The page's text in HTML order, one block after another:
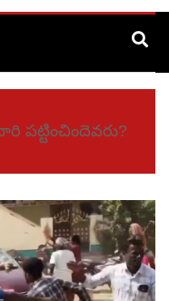
పట్టించిందెవరు?